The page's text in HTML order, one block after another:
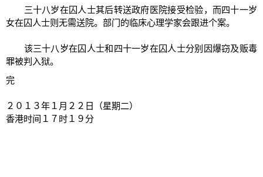
三十八岁在囚人士其后转送政府医院接受检验，而四十一岁
女在囚人士则无需送院。部门的临床心理学家会跟进个案。
该三十八岁在囚人士和四十一岁在囚人士分别因爆窃及贩毒
罪被判入狱。
完
２０１３年１月２２日（星期二）
香港时间１７时１９分